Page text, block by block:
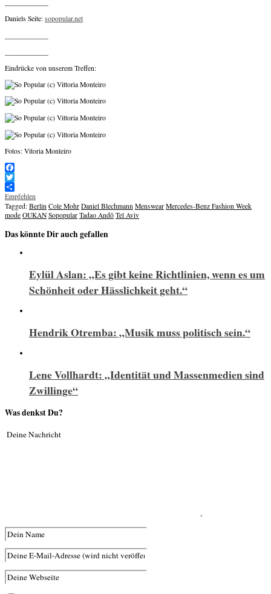
Daniels Seite: sopopular.net
Eindrücke von unserem Treffen:
Fotos: Vitoria Monteiro
Facebook
Twitter
Empfehlen
Tagged: Berlin Cole Mohr Daniel Blechmann Menswear Mercedes-Benz Fashion Week
mode OUKAN Sopopular Tadao Andō Tel Aviv
Das könnte Dir auch gefallen
Eylül Aslan: „Es gibt keine Richtlinien, wenn es um
Schönheit oder Hässlichkeit geht.“
Hendrik Otremba: „Musik muss politisch sein.“
Lene Vollhardt: „Identität und Massenmedien sind
Zwillinge“
Was denkst Du?